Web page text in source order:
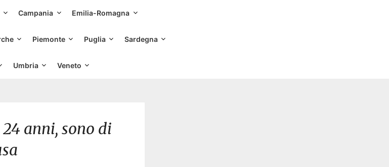
Campania Emilia-Romagna
Piemonte Puglia Sardegna
Umbria Veneto
anni, sono di